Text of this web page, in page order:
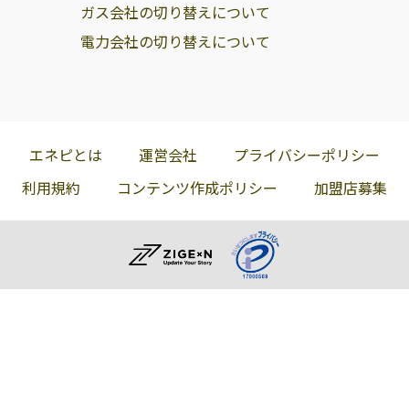
ガス会社の切り替えについて
電力会社の切り替えについて
エネピとは 運営会社
プライバシーポリシー
利用規約
コンテンツ作成ポリシー 加盟店募集